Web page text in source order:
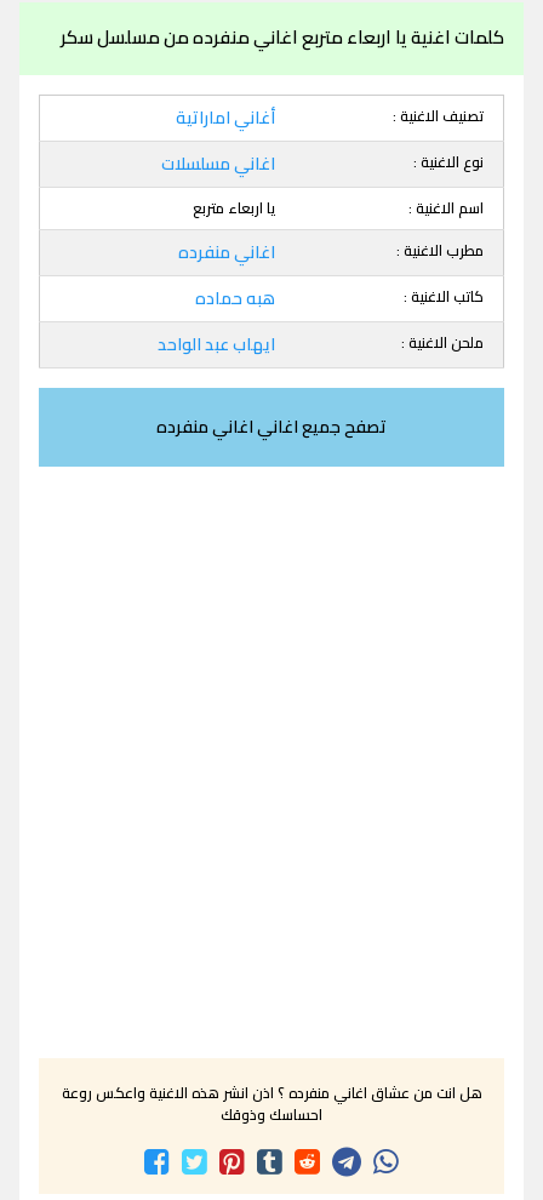
كلمات اغنية يا اربعاء متربع اغاني منفرده من مسلسل سكر
تصنيف الاغنية : أغاني اماراتية
نوع الاغنية : اغاني مسلسلات
اسم الاغنية :
يا اربعاء متربع
مطرب الاغنية :
اغاني منفرده
كاتب الاغنية : هبه حماده
ملحن الاغنية : ايهاب عبد الواحد
تصفح جميع اغاني اغاني منفرده
هل انت من عشاق اغاني منفرده ؟ اذن انشر هذه الاغنية واعكس روعة
احساسك وذوقك